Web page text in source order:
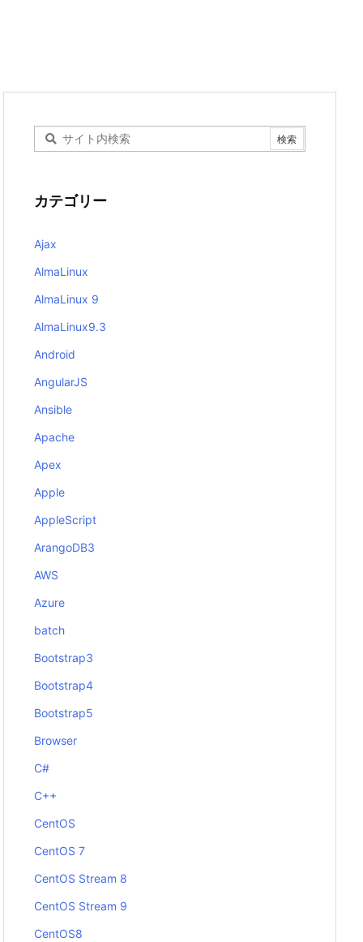
カテゴリー
Ajax
AlmaLinux
AlmaLinux 9
AlmaLinux9.3
Android
AngularJS
Ansible
Apache
Apex
Apple
AppleScript
ArangoDB3
AWS
Azure
batch
Bootstrap3
Bootstrap4
Bootstrap5
Browser
C#
C++
CentOS
CentOS 7
CentOS Stream 8
CentOS Stream 9
CentOS8